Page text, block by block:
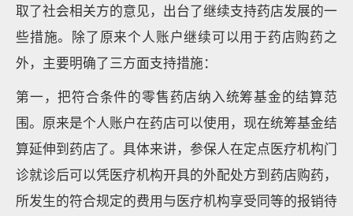
取了社会相关方的意见，出台了继续支持药店发展的一
些措施。除了原来个人账户继续可以用于药店购药之
外，主要明确了三方面支持措施：
第一，把符合条件的零售药店纳入统筹基金的结算范
围。原来是个人账户在药店可以使用，现在统筹基金结
算延伸到药店了。具体来讲，参保人在定点医疗机构门
诊就诊后可以凭医疗机构开具的外配处方到药店购药，
所发生的符合规定的费用与医疗机构享受同等的报销待